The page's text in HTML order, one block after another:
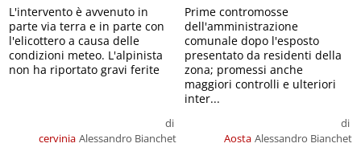
cervinia
di
Alessandro Bianchet
L'intervento è avvenuto in
parte via terra e in parte con
l'elicottero a causa delle
condizioni meteo. L'alpinista
non ha riportato gravi ferite
Aosta
di
Alessandro Bianchet
Prime contromosse
dell'amministrazione
comunale dopo l'esposto
presentato da residenti della
zona; promessi anche
maggiori controlli e ulteriori
inter...